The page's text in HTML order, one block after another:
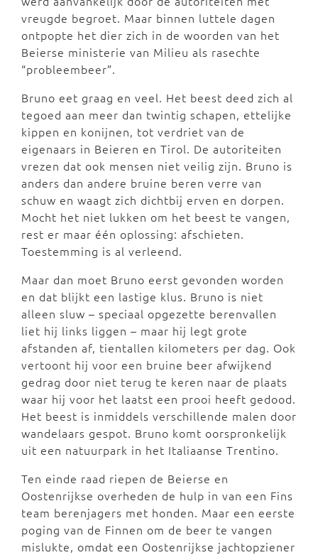
vreugde begroet. Maar binnen luttele dagen
ontpopte het dier zich in de woorden van het
Beierse ministerie van Milieu als rasechte
“probleembeer”.
Bruno eet graag en veel. Het beest deed zich al
tegoed aan meer dan twintig schapen, ettelijke
kippen en konijnen, tot verdriet van de
eigenaars in Beieren en Tirol. De autoriteiten
vrezen dat ook mensen niet veilig zijn. Bruno is
anders dan andere bruine beren verre van
schuw en waagt zich dichtbij erven en dorpen.
Mocht het niet lukken om het beest te vangen,
rest er maar één oplossing: afschieten.
Toestemming is al verleend.
Maar dan moet Bruno eerst gevonden worden
en dat blijkt een lastige klus. Bruno is niet
alleen sluw – speciaal opgezette berenvallen
liet hij links liggen – maar hij legt grote
afstanden af, tientallen kilometers per dag. Ook
vertoont hij voor een bruine beer afwijkend
gedrag door niet terug te keren naar de plaats
waar hij voor het laatst een prooi heeft gedood.
Het beest is inmiddels verschillende malen door
wandelaars gespot. Bruno komt oorspronkelijk
uit een natuurpark in het Italiaanse Trentino.
Ten einde raad riepen de Beierse en
Oostenrijkse overheden de hulp in van een Fins
team berenjagers met honden. Maar een eerste
poging van de Finnen om de beer te vangen
mislukte, omdat een Oostenrijkse jachtopziener